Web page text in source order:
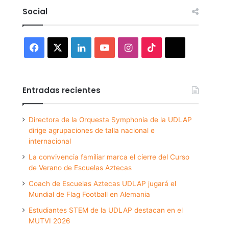
Social
Facebook LinkedInYouTubeInstagram
Entradas recientes
Directora de la Orquesta Symphonia de la UDLAP
dirige agrupaciones de talla nacional e
internacional
La convivencia familiar marca el cierre del Curso
de Verano de Escuelas Aztecas
Coach de Escuelas Aztecas UDLAP jugará el
Mundial de Flag Football en Alemania
Estudiantes STEM de la UDLAP destacan en el
MUTVI 2026